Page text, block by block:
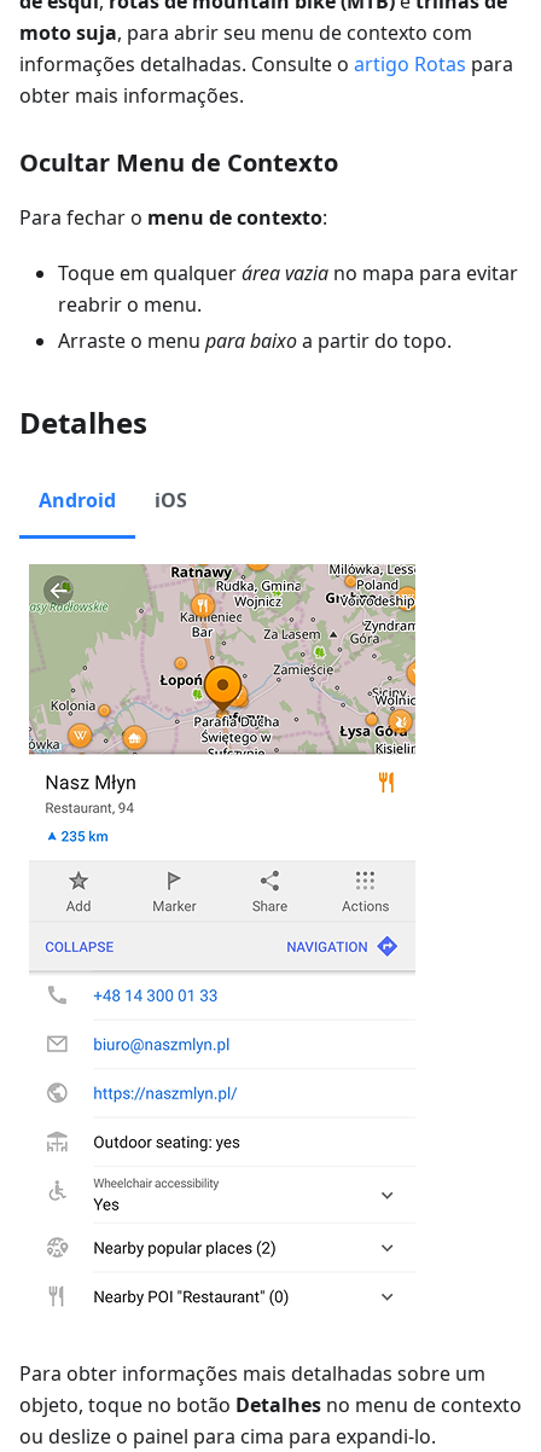
moto suja, para abrir seu menu de contexto com
informações detalhadas. Consulte o artigo Rotas para
obter mais informações.
Ocultar Menu de Contexto
Para fechar o menu de contexto:
Toque em qualquerárea vazia no mapa para evitar
reabrir o menu.
Arraste o menu para baixoa partir do topo.
Detalhes
Android iOS
Para obter informações mais detalhadas sobre um
objeto, toque no botão Detalhes no menu de contexto
ou deslize o painel para cima para expandi-lo.